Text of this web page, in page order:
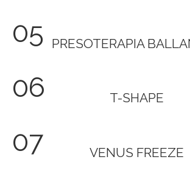
05 PRESOTERAPIA
06 T-SHAPE
07 VENUS FREEZE